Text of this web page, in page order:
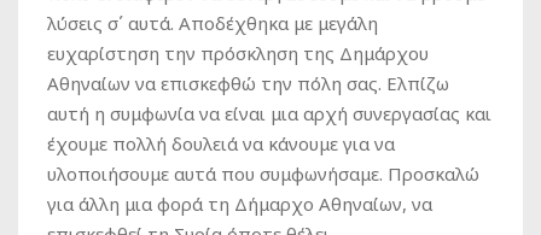
λύσεις σ΄ αυτά. Αποδέχθηκα με μεγάλη
ευχαρίστηση την πρόσκληση της Δημάρχου
Αθηναίων να επισκεφθώ την πόλη σας. Ελπίζω
αυτή η συμφωνία να είναι μια αρχή συνεργασίας και
έχουμε πολλή δουλειά να κάνουμε για να
υλοποιήσουμε αυτά που συμφωνήσαμε. Προσκαλώ
για άλλη μια φορά τη Δήμαρχο Αθηναίων, να